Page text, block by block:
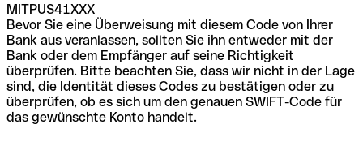
MITPUS41XXX
Bevor Sie eine Überweisung mit diesem Code von Ihrer
Bank aus veranlassen, sollten Sie ihn entweder mit der
Bank oder dem Empfänger auf seine Richtigkeit
überprüfen. Bitte beachten Sie, dass wir nicht in der Lage
sind, die Identität dieses Codes zu bestätigen oder zu
überprüfen, ob es sich um den genauen SWIFT-Code für
das gewünschte Konto handelt.